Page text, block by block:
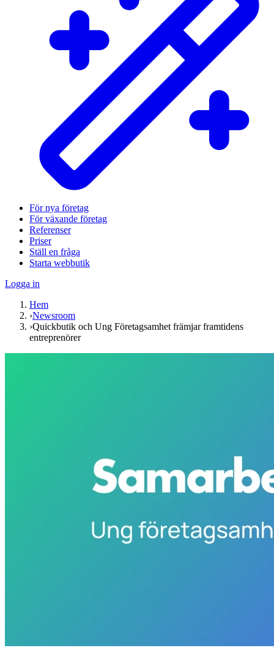
För nya företag
För växande företag
Referenser
Priser
Ställ en fråga
Starta webbutik
Logga in
Hem
›Newsroom
›Quickbutik och Ung Företagsamhet främjar framtidens
entreprenörer